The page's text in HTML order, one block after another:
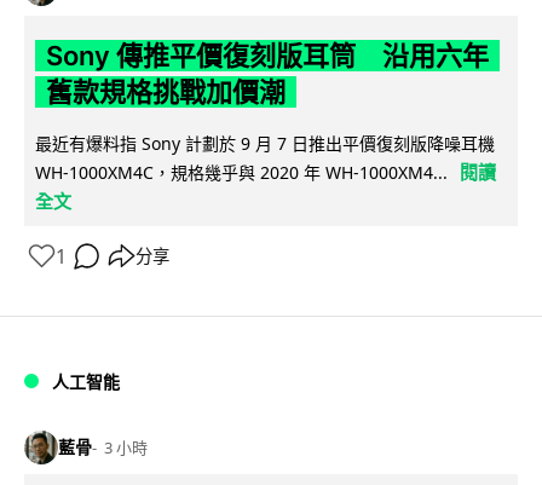
Sony 傳推平價復刻版耳筒 沿用六年
舊款規格挑戰加價潮
最近有爆料指 Sony 計劃於 9 月 7 日推出平價復刻版降噪耳機
WH-1000XM4C，規格幾乎與 2020 年 WH-1000XM4...
閱讀
全文
1 分享
人工智能
藍骨 3 小時